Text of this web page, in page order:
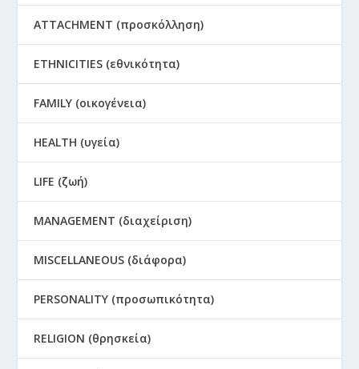
ATTACHMENT (προσκόλληση)
ETHNICITIES (εθνικότητα)
FAMILY (οικογένεια)
HEALTH (υγεία)
LIFE (ζωή)
MANAGEMENT (διαχείριση)
MISCELLANEOUS (διάφορα)
PERSONALITY (προσωπικότητα)
RELIGION (θρησκεία)